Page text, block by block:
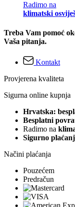
Radimo na
klimatski
Treba Vam pomoć
Vaša pitanja.
Kontakt
Provjerena kvaliteta
Sigurna online kupnja
Hrvatska:
Besplatni
Radimo na
Sigurno
Načini plaćanja
Pouzećem
Predračun